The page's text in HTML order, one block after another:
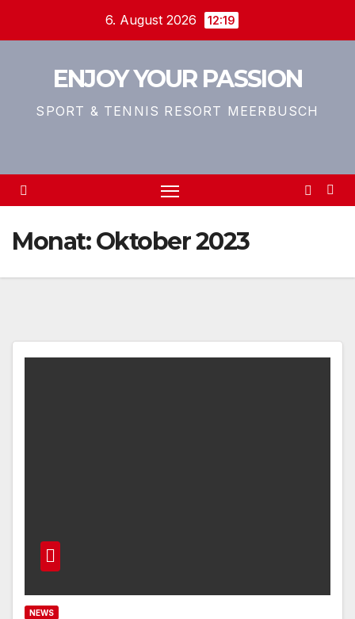
6. August 2026 12:19
ENJOY YOUR PASSION
SPORT & TENNIS RESORT MEERBUSCH
Monat:Oktober 2023
NEWS